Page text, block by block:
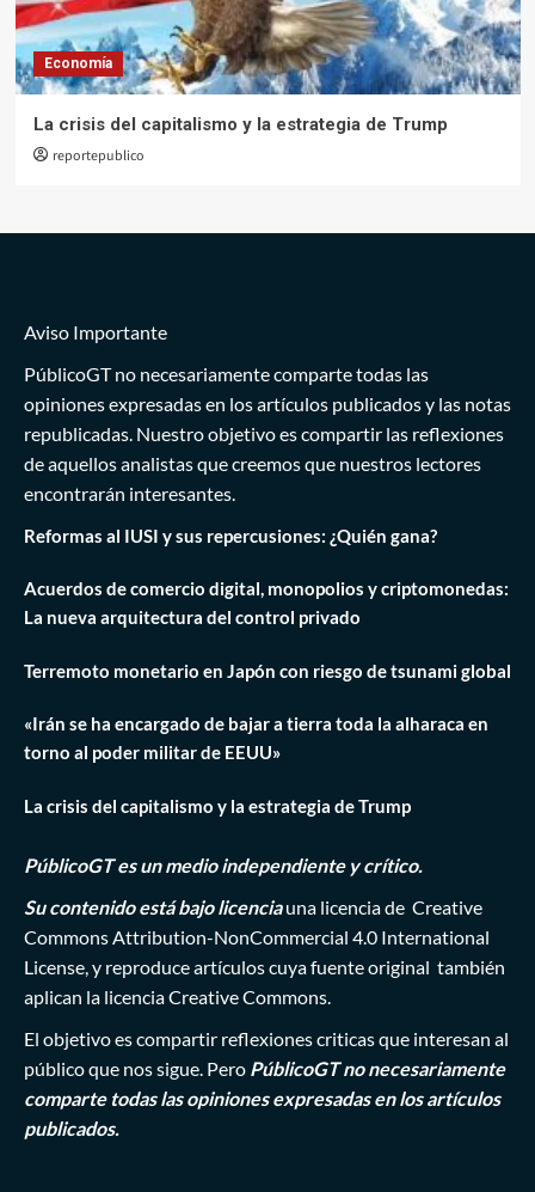
Economía
La crisis del capitalismo y la estrategia de Trump
reportepublico
Aviso Importante
PúblicoGT no necesariamente comparte todas las
opiniones expresadas en los artículos publicados y las notas
republicadas. Nuestro objetivo es compartir las reflexiones
de aquellos analistas que creemos que nuestros lectores
encontrarán interesantes.
Reformas al IUSI y sus repercusiones: ¿Quién gana?
Acuerdos de comercio digital, monopolios y criptomonedas:
La nueva arquitectura del control privado
Terremoto monetario en Japón con riesgo de tsunami global
«Irán se ha encargado de bajar a tierra toda la alharaca en
torno al poder militar de EEUU»
La crisis del capitalismo y la estrategia de Trump
PúblicoGT es un medio independiente y crítico.
Su contenido está bajo licenciauna licencia de Creative
Commons Attribution-NonCommercial 4.0 International
License , y reproduce artículos cuya fuente original también
aplican la licencia Creative Commons.
El objetivo es compartir reflexiones criticas que interesan al
público que nos sigue. Pero PúblicoGT no necesariamente
comparte todas las opiniones expresadas en los artículos
publicados.